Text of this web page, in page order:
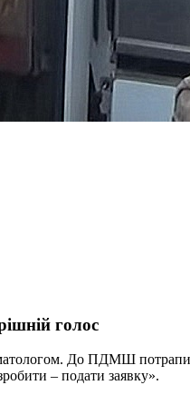
голос
До ПДМШ
– подати заявку».